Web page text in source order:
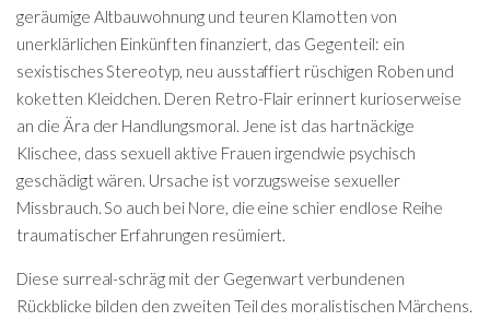
geräumige Altbauwohnung und teuren Klamotten von
unerklärlichen Einkünften finanziert, das Gegenteil: ein
sexistisches Stereotyp, neu ausstaffiert rüschigen Roben und
koketten Kleidchen. Deren Retro-Flair erinnert kurioserweise
an die Ära der Handlungsmoral. Jene ist das hartnäckige
Klischee, dass sexuell aktive Frauen irgendwie psychisch
geschädigt wären. Ursache ist vorzugsweise sexueller
Missbrauch. So auch bei Nore, die eine schier endlose Reihe
traumatischer Erfahrungen resümiert.
Diese surreal-schräg mit der Gegenwart verbundenen
Rückblicke bilden den zweiten Teil des moralistischen Märchens.